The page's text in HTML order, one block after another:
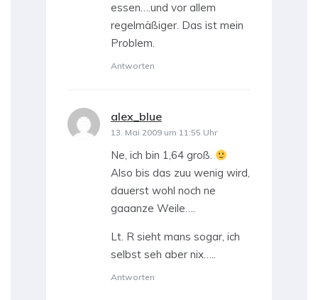
essen….und vor allem
regelmäßiger. Das ist mein
Problem.
Antworten
alex_blue
13. Mai 2009 um 11:55 Uhr
Ne, ich bin 1,64 groß.
Also bis das zuu wenig wird,
dauerst wohl noch ne
gaaanze Weile….
Lt. R sieht mans sogar, ich
selbst seh aber nix…..
Antworten